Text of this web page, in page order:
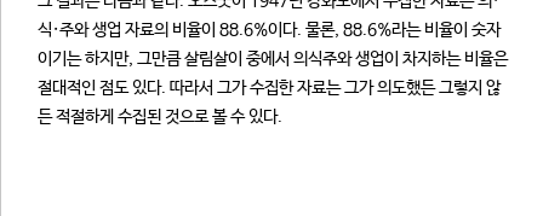
식·주와 생업 자료의 비율이 88.6%이다. 물론, 88.6%라는 비율이 숫자
이기는 하지만, 그만큼 살림살이 중에서 의식주와 생업이 차지하는 비율은
절대적인 점도 있다. 따라서 그가 수집한 자료는 그가 의도했든 그렇지 않
든 적절하게 수집된 것으로 볼 수 있다.